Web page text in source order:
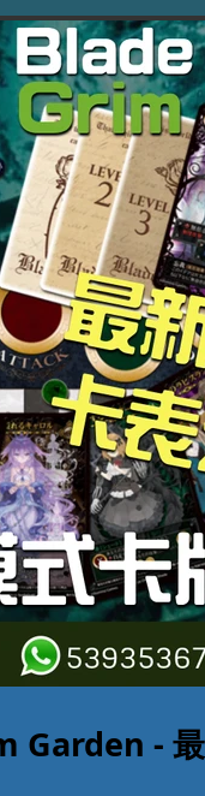
Garden -